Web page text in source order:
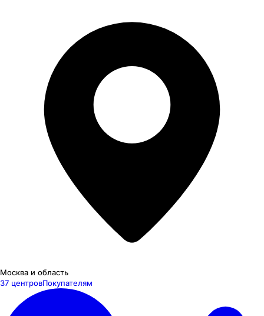
Москва и область
37 центровПокупателям